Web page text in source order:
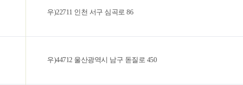
우)22711 인천 서구 심곡로 86
우)44712 울산광역시 남구 돋질로 450